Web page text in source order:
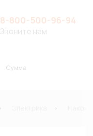
8-800-500-96-94
Звоните нам
Сумма